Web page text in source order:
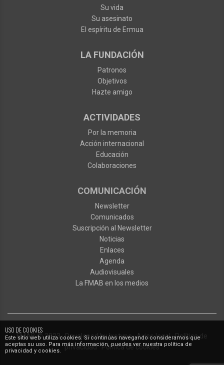
USO DE COOKIES
Este sitio web utiliza cookies. Si continúas navegando consideramos que
aceptas su uso. Para más información, puedes ver nuestra política de
privacidad y cookies.
Su vida
Su asesinato
El espíritu de Ermua
LA FUNDACIÓN
Patronos
Objetivos
Hazte amigo
ACTIVIDADES
Por la memoria
Acción internacional
Educación
Colaboraciones
COMUNICACIÓN
Newsletter
Comunicados
Suscripción al Newsletter
Noticias
Enlaces
Agenda
Audiovisuales
La FMAB en los medios
FMAB© 2023·Developed byIxotype·Aviso legal·Política de
privacidad·Política de cookies